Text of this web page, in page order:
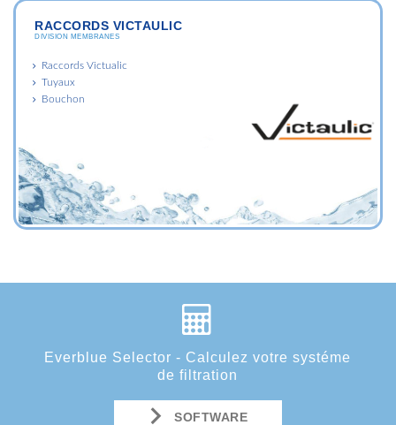
RACCORDS VICTAULIC
DIVISION MEMBRANES
Raccords Victualic
Tuyaux
Bouchon
Everblue Selector - Calculez votre systéme
de filtration
SOFTWARE